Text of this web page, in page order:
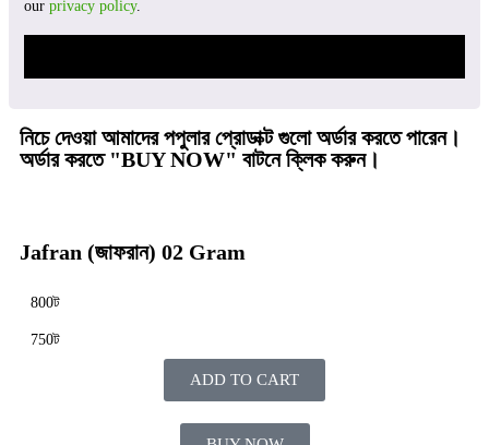
our privacy policy.
নিচে দেওয়া আমাদের পপুলার প্রোডাক্ট গুলো অর্ডার করতে পারেন।
অর্ডার করতে "BUY NOW" বাটনে ক্লিক করুন।
Jafran (জাফরান) 02 Gram
800ট
750ট
ADD TO CART